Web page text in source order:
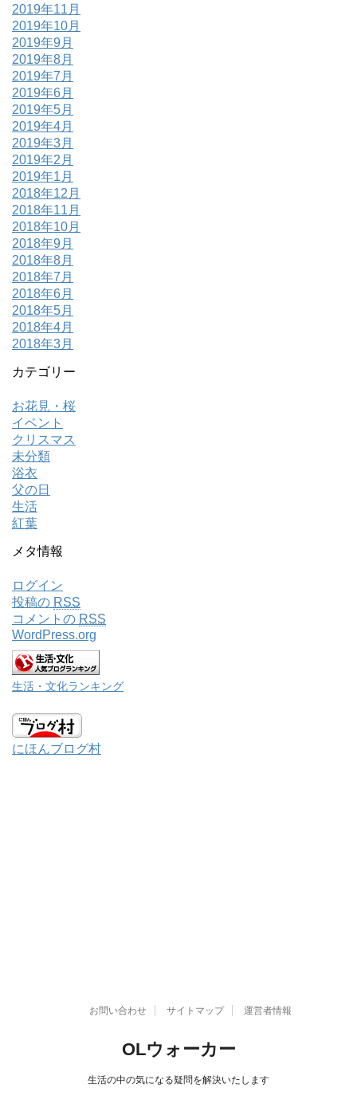
2019年11月
2019年10月
2019年9月
2019年8月
2019年7月
2019年6月
2019年5月
2019年4月
2019年3月
2019年2月
2019年1月
2018年12月
2018年11月
2018年10月
2018年9月
2018年8月
2018年7月
2018年6月
2018年5月
2018年4月
2018年3月
カテゴリー
お花見・桜
イベント
クリスマス
未分類
浴衣
父の日
生活
紅葉
メタ情報
ログイン
投稿の RSS
コメントの RSS
WordPress.org
生活・文化ランキング
にほんブログ村
お問い合わせ サイトマップ 運営者情報
OLウォーカー
生活の中の気になる疑問を解決いたします